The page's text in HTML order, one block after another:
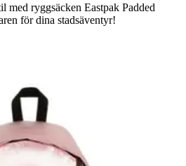
med ryggsäcken Eastpak Padded
för dina stadsäventyr!